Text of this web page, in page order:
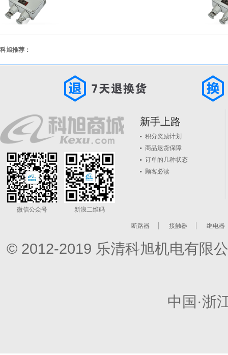
科旭推荐：
微信公众号 新浪二维码
新手上路
积分奖励计划
商品退货保障
订单的几种状态
顾客必读
断路器 接触器 继电器
© 2012-2019 乐清科旭机电有限
中国·浙